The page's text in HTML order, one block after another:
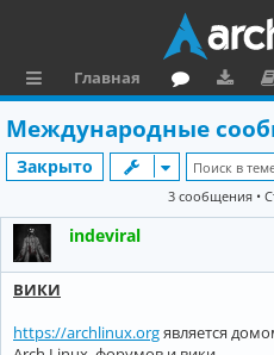
ы
л
к
и
Главная
ру
м
ру
зк
и
м
е
ц
Международные
Закрыто
3 сообщения •
indeviral
ВИКИ
https://archlinux.orgявляется